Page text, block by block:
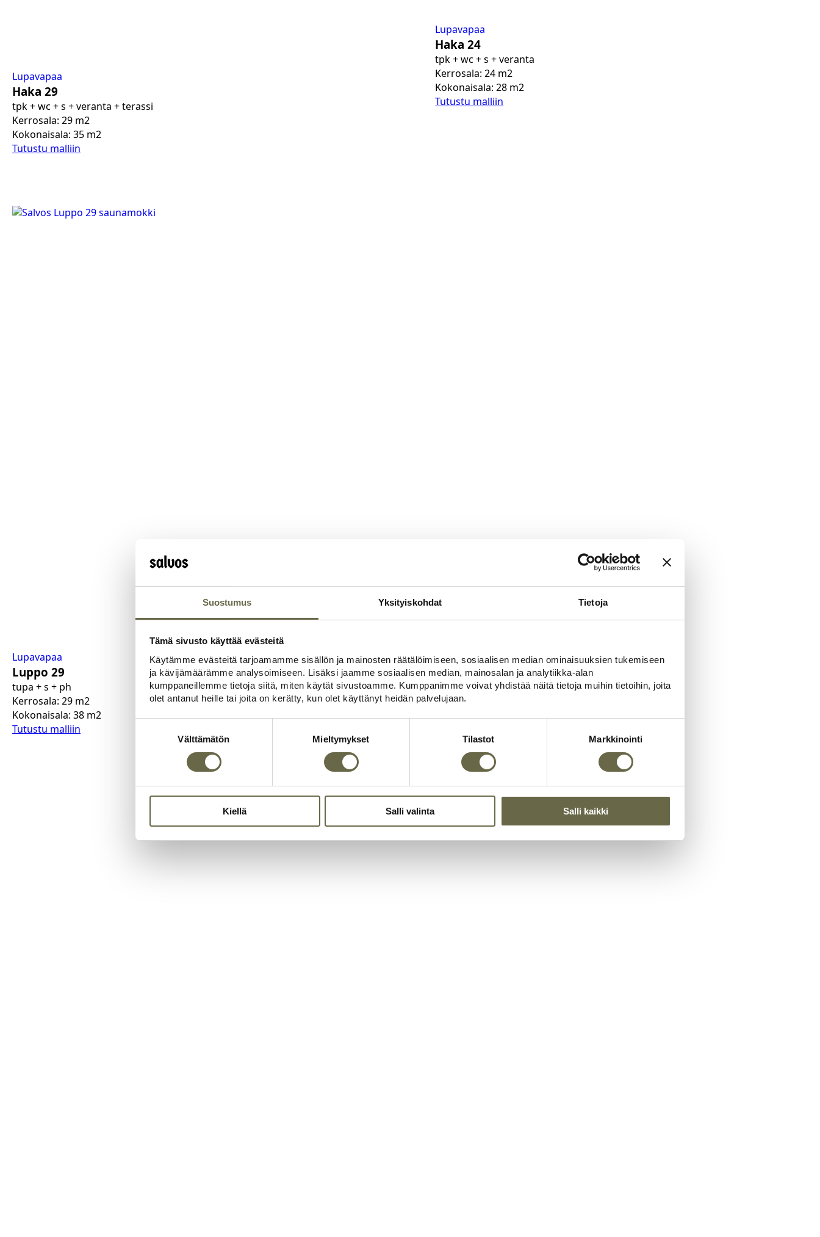
Suostumus Yksityiskohdat Tietoja
Tämä sivusto käyttää evästeitä
Käytämme evästeitä tarjoamamme sisällön ja mainosten räätälöimiseen, sosiaalisen median ominaisuuksien tukemiseen
ja kävijämäärämme analysoimiseen. Lisäksi jaamme sosiaalisen median, mainosalan ja analytiikka-alan
kumppaneillemme tietoja siitä, miten käytät sivustoamme. Kumppanimme voivat yhdistää näitä tietoja muihin tietoihin, joita
olet antanut heille tai joita on kerätty, kun olet käyttänyt heidän palvelujaan.
Välttämätön Mieltymykset Tilastot Markkinointi
Kiellä Salli valinta Salli kaikki
Lupavapaa
Haka 29
tpk + wc + s + veranta + terassi
Kerrosala: 29 m2
Kokonaisala: 35 m2
Tutustu malliin
Lupavapaa
Haka 24
tpk + wc + s + veranta
Kerrosala: 24 m2
Kokonaisala: 28 m2
Tutustu malliin
Lupavapaa
Luppo 29
tupa + s + ph
Kerrosala: 29 m2
Kokonaisala: 38 m2
Tutustu malliin
Lupavapaa
Veisto saunatupa 16
Saunatupa
Kerrosala: 16 m2
Kokonaisala: 16 m2